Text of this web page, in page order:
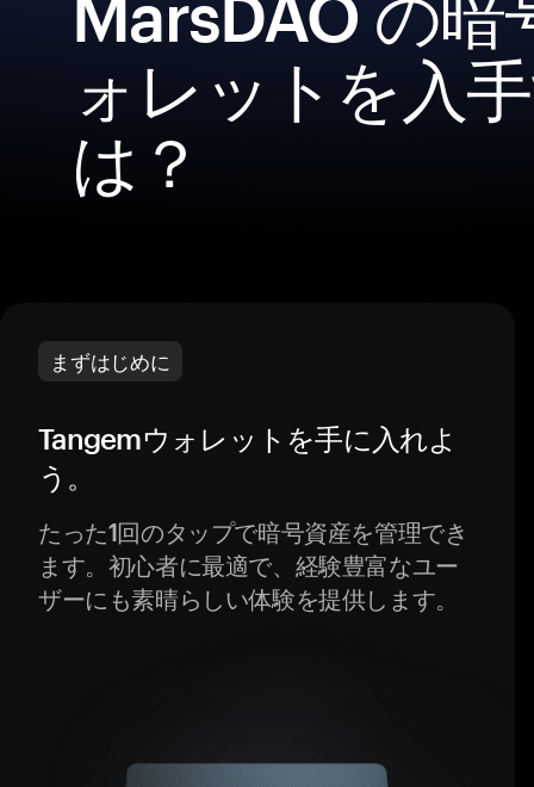
ォレットを入
は？
まずはじめに
Tangemウォレットを手に入れよ
う。
たった1回のタップで暗号資産を管理でき
ます。初心者に最適で、経験豊富なユー
ザーにも素晴らしい体験を提供します。